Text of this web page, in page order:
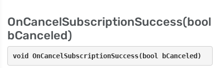
OnCancelSubscriptionSuccess(bool
bCanceled)
void OnCancelSubscriptionSuccess(bool bCanceled)